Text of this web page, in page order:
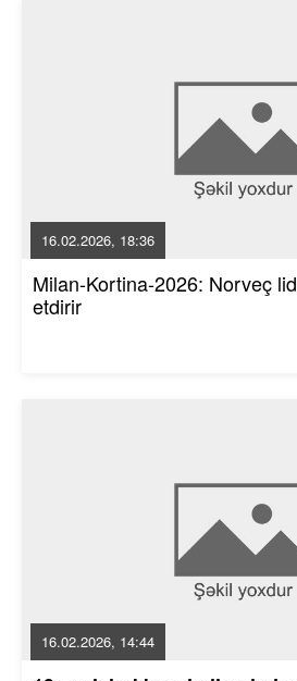
16.02.2026, 18:36
Milan-Kortina-2026: Norveç
etdirir
16.02.2026, 14:44